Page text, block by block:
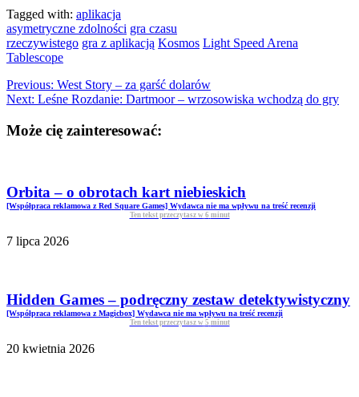
Tagged with: aplikacja
asymetryczne zdolności gra czasu
rzeczywistego gra z aplikacją Kosmos Light Speed Arena
Tablescope
Previous: West Story – za garść dolarów
Next: Leśne Rozdanie: Dartmoor – wrzosowiska wchodzą do gry
Może cię zainteresować:
Orbita – o obrotach kart niebieskich
[Współpraca reklamowa z Red Square Games] Wydawca nie ma wpływu na treść recenzji
Ten tekst przeczytasz w 6 minut
7 lipca 2026
Hidden Games – podręczny zestaw detektywistyczny
[Współpraca reklamowa z Magicbox] Wydawca nie ma wpływu na treść recenzji
Ten tekst przeczytasz w 5 minut
20 kwietnia 2026